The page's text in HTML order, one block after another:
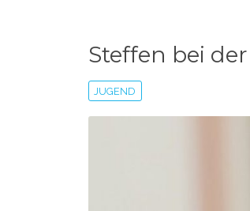
Steffen bei
JUGEND